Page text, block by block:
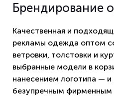
Брендирование
Качественная и
рекламы одежда оптом
ветровки, толстовки и
выбранные модели в
нанесением логотипа —
безупречным фирменным